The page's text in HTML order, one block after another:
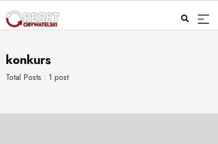
konkurs
Total Posts : 1 post